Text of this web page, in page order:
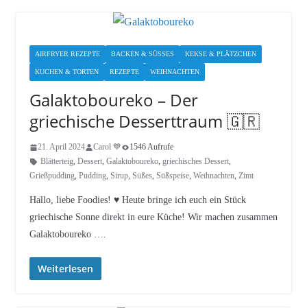
AIRFRYER REZEPTE BACKEN & SÜSSES KEKSE & PLÄTZCHEN
KUCHEN & TORTEN REZEPTE WEIHNACHTEN
Galaktoboureko – Der
griechische Desserttraum 🇬🇷
21. April 2024 Carol 💙
1546 Aufrufe
Blätterteig, Dessert, Galaktoboureko, griechisches Dessert,
Grießpudding, Pudding, Sirup, Süßes, Süßspeise, Weihnachten, Zimt
Hallo, liebe Foodies! ♥︎ Heute bringe ich euch ein Stück
griechische Sonne direkt in eure Küche! Wir machen zusammen
Galaktoboureko ….
Weiterlesen